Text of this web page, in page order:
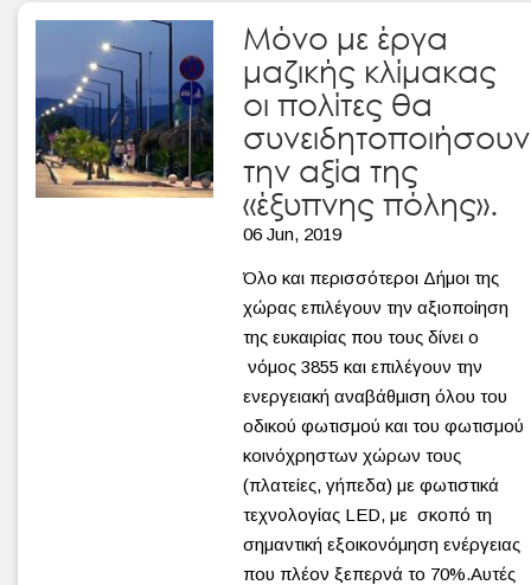
Μόνο με έργα
μαζικής κλίμακας
οι πολίτες θα
συνειδητοποιήσουν
την αξία της
«έξυπνης πόλης».
06 Jun, 2019
Όλο και περισσότεροι Δήμοι της
χώρας επιλέγουν την αξιοποίηση
της ευκαιρίας που τους δίνει ο
νόμος 3855 και επιλέγουν την
ενεργειακή αναβάθμιση όλου του
οδικού φωτισμού και του φωτισμού
κοινόχρηστων χώρων τους
(πλατείες, γήπεδα) με φωτιστικά
τεχνολογίας LED, με σκοπό τη
σημαντική εξοικονόμηση ενέργειας
που πλέον ξεπερνά το 70%.Αυτές